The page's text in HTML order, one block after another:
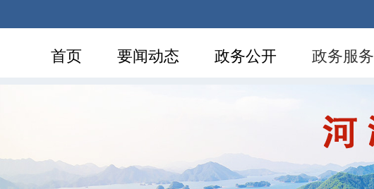
首页 要闻动态 政务公开 政务服务